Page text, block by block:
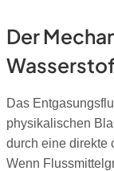
Der
Das
physikalischen
durch eine direkte
Wenn